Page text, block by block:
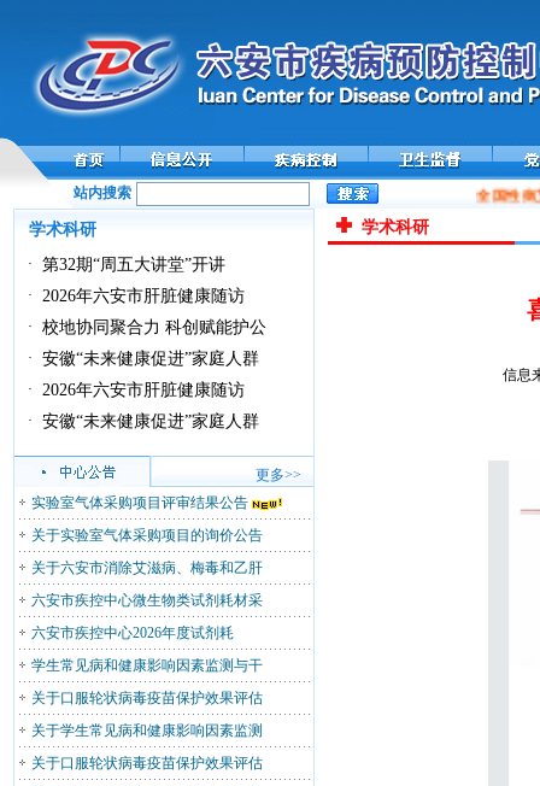
站内搜索 全国性病
学术科研
· 第32期“周五大讲堂”开讲
· 2026年六安市肝脏健康随访
· 校地协同聚合力 科创赋能护公
· 安徽“未来健康促进”家庭人群
· 2026年六安市肝脏健康随访
· 安徽“未来健康促进”家庭人群
更多>>
实验室气体采购项目评审结果公告
关于实验室气体采购项目的询价公告
关于六安市消除艾滋病、梅毒和乙肝
六安市疾控中心微生物类试剂耗材采
六安市疾控中心2026年度试剂耗
学生常见病和健康影响因素监测与干
关于口服轮状病毒疫苗保护效果评估
关于学生常见病和健康影响因素监测
关于口服轮状病毒疫苗保护效果评估
学术科研
信息